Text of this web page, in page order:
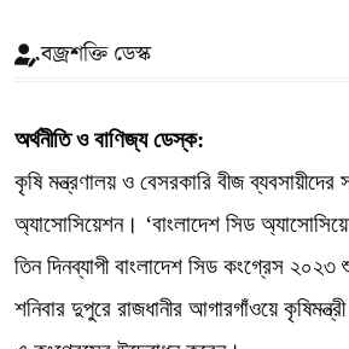
বজ্রশক্তি ডেস্ক
অর্থনীতি ও বাণিজ্য ডেস্ক:
কৃষি মন্ত্রণালয় ও বেসরকারি বীজ ব্যবসায়ীদের
অ্যাসোসিয়েশন। ‘বাংলাদেশ সিড
তিন দিনব্যাপী বাংলাদেশ সিড কংগ্রেস
শনিবার দুপুরে রাজধানীর আগারগাঁওয়ে